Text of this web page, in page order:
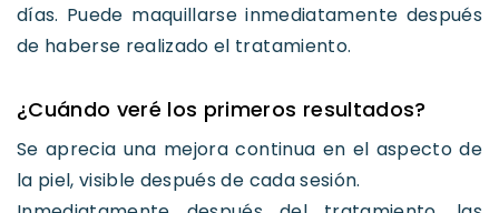
días. Puede maquillarse inmediatamente después
de haberse realizado el tratamiento.
¿Cuándo veré los primeros resultados?
Se aprecia una mejora continua en el aspecto de
la piel, visible después de cada sesión.